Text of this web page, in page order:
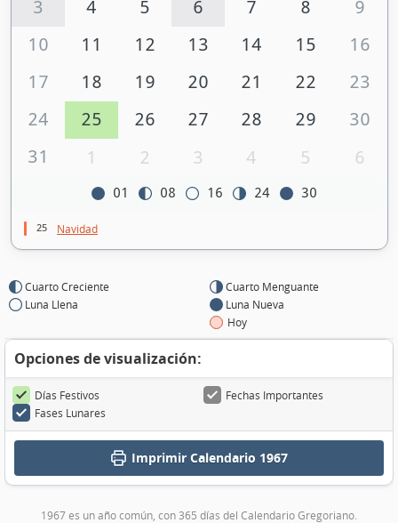
3 4 5 6 7 8
9
10
11 12 13 14 15
16
17
18 19 20 21 22
23
24
25 26 27 28 29
30
31
1 2 3 4 5 6
01 08 16 24 30
25 Navidad
Cuarto Creciente
Luna Llena
Cuarto Menguante
Luna Nueva
Hoy
Opciones de visualización:
Días Festivos
Fechas Importantes
Fases Lunares
ImprimirCalendario 1967
1967 es un año común, con 365 días del Calendario Gregoriano.